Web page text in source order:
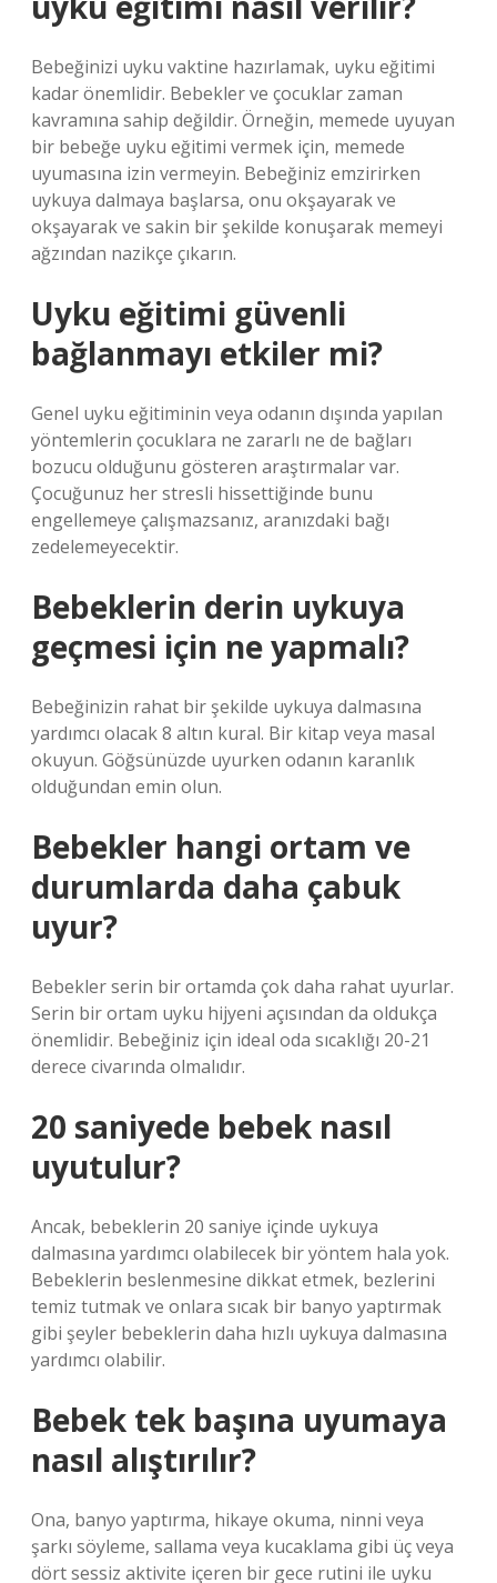
Bebeğinizi uyku vaktine hazırlamak, uyku eğitimi
kadar önemlidir. Bebekler ve çocuklar zaman
kavramına sahip değildir. Örneğin, memede uyuyan
bir bebeğe uyku eğitimi vermek için, memede
uyumasına izin vermeyin. Bebeğiniz emzirirken
uykuya dalmaya başlarsa, onu okşayarak ve
okşayarak ve sakin bir şekilde konuşarak memeyi
ağzından nazikçe çıkarın.
Uyku eğitimi güvenli
bağlanmayı etkiler mi?
Genel uyku eğitiminin veya odanın dışında yapılan
yöntemlerin çocuklara ne zararlı ne de bağları
bozucu olduğunu gösteren araştırmalar var.
Çocuğunuz her stresli hissettiğinde bunu
engellemeye çalışmazsanız, aranızdaki bağı
zedelemeyecektir.
Bebeklerin derin uykuya
geçmesi için ne yapmalı?
Bebeğinizin rahat bir şekilde uykuya dalmasına
yardımcı olacak 8 altın kural. Bir kitap veya masal
okuyun. Göğsünüzde uyurken odanın karanlık
olduğundan emin olun.
Bebekler hangi ortam ve
durumlarda daha çabuk
uyur?
Bebekler serin bir ortamda çok daha rahat uyurlar.
Serin bir ortam uyku hijyeni açısından da oldukça
önemlidir. Bebeğiniz için ideal oda sıcaklığı 20-21
derece civarında olmalıdır.
20 saniyede bebek nasıl
uyutulur?
Ancak, bebeklerin 20 saniye içinde uykuya
dalmasına yardımcı olabilecek bir yöntem hala yok.
Bebeklerin beslenmesine dikkat etmek, bezlerini
temiz tutmak ve onlara sıcak bir banyo yaptırmak
gibi şeyler bebeklerin daha hızlı uykuya dalmasına
yardımcı olabilir.
Bebek tek başına uyumaya
nasıl alıştırılır?
Ona, banyo yaptırma, hikaye okuma, ninni veya
şarkı söyleme, sallama veya kucaklama gibi üç veya
dört sessiz aktivite içeren bir gece rutini ile uyku